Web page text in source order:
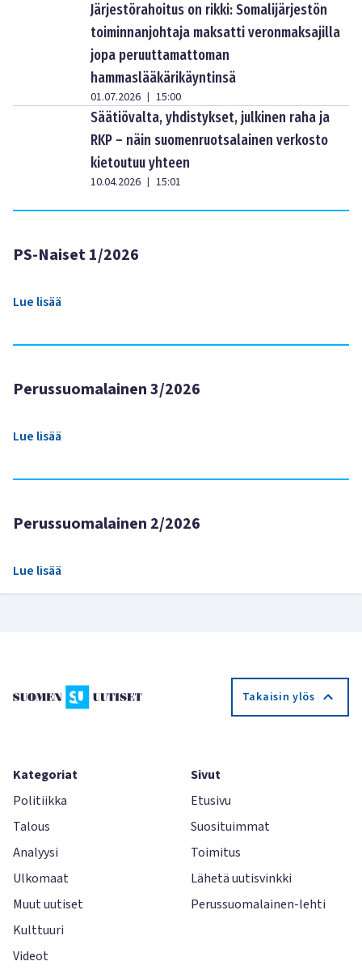
Järjestörahoitus on rikki: Somalijärjestön
toiminnanjohtaja maksatti veronmaksajilla
jopa peruuttamattoman
hammaslääkärikäyntinsä
01.07.2026 | 15:00
Säätiövalta, yhdistykset, julkinen raha ja
RKP – näin suomenruotsalainen verkosto
kietoutuu yhteen
10.04.2026 | 15:01
PS-Naiset 1/2026
Lue lisää
Perussuomalainen 3/2026
Lue lisää
Perussuomalainen 2/2026
Lue lisää
Takaisin ylös
Kategoriat
Politiikka
Talous
Analyysi
Ulkomaat
Muut uutiset
Kulttuuri
Videot
Sivut
Etusivu
Suosituimmat
Toimitus
Lähetä uutisvinkki
Perussuomalainen-lehti